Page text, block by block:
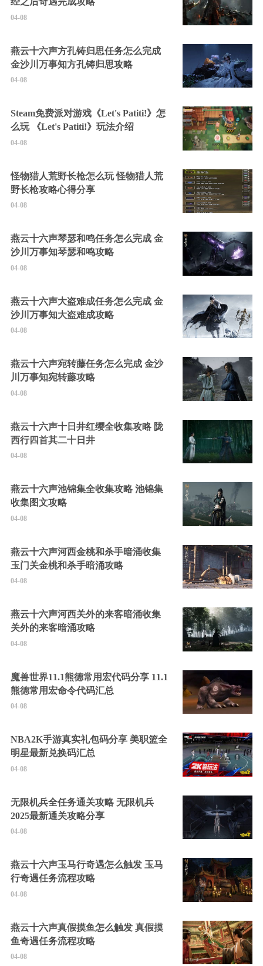
04-08
燕云十六声方孔铸归思任务怎么完成
金沙川万事知方孔铸归思攻略
04-08
Steam免费派对游戏《Let's Patiti!》怎
么玩 《Let's Patiti!》玩法介绍
04-08
怪物猎人荒野长枪怎么玩 怪物猎人荒
野长枪攻略心得分享
04-08
燕云十六声琴瑟和鸣任务怎么完成 金
沙川万事知琴瑟和鸣攻略
04-08
燕云十六声大盗难成任务怎么完成 金
沙川万事知大盗难成攻略
04-08
燕云十六声宛转藤任务怎么完成 金沙
川万事知宛转藤攻略
04-08
燕云十六声十日井红缨全收集攻略 陇
西行四首其二十日井
04-08
燕云十六声池锦集全收集攻略 池锦集
收集图文攻略
04-08
燕云十六声河西金桃和杀手暗涌收集
玉门关金桃和杀手暗涌攻略
04-08
燕云十六声河西关外的来客暗涌收集
关外的来客暗涌攻略
04-08
魔兽世界11.1熊德常用宏代码分享 11.1
熊德常用宏命令代码汇总
04-08
NBA2K手游真实礼包码分享 美职篮全
明星最新兑换码汇总
04-08
无限机兵全任务通关攻略 无限机兵
2025最新通关攻略分享
04-08
燕云十六声玉马行奇遇怎么触发 玉马
行奇遇任务流程攻略
04-08
燕云十六声真假摸鱼怎么触发 真假摸
鱼奇遇任务流程攻略
04-08